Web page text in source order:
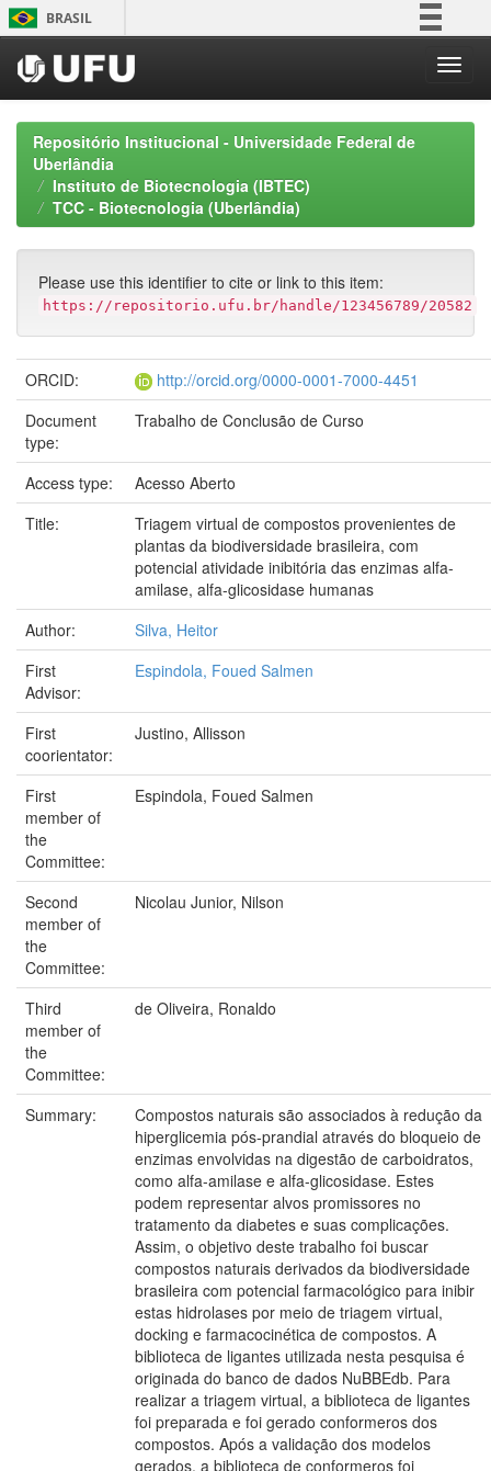
Skip
navigation
BRASIL
Participe
Acesso à informação
Repositório Institucional - Universidade Federal de
Uberlândia
Instituto de Biotecnologia (IBTEC)
TCC - Biotecnologia (Uberlândia)
Please use this identifier to cite or link to this item:
https://repositorio.ufu.br/handle/123456789/20582
ORCID:
http://orcid.org/0000-0001-7000-4451
Document
type:
Trabalho de Conclusão de Curso
Access type:
Acesso Aberto
Title:
Triagem virtual de compostos provenientes de
plantas da biodiversidade brasileira, com
potencial atividade inibitória das enzimas alfa-
amilase, alfa-glicosidase humanas
Author:
Silva, Heitor
First
Advisor:
Espindola, Foued Salmen
First
coorientator:
Justino, Allisson
First
member of
the
Committee:
Espindola, Foued Salmen
Second
member of
the
Committee:
Nicolau Junior, Nilson
Third
member of
the
Committee:
de Oliveira, Ronaldo
Summary:
Compostos naturais são associados à redução da
hiperglicemia pós-prandial através do bloqueio de
enzimas envolvidas na digestão de carboidratos,
como alfa-amilase e alfa-glicosidase. Estes
podem representar alvos promissores no
tratamento da diabetes e suas complicações.
Assim, o objetivo deste trabalho foi buscar
compostos naturais derivados da biodiversidade
brasileira com potencial farmacológico para inibir
estas hidrolases por meio de triagem virtual,
docking e farmacocinética de compostos. A
biblioteca de ligantes utilizada nesta pesquisa é
originada do banco de dados NuBBEdb. Para
realizar a triagem virtual, a biblioteca de ligantes
foi preparada e foi gerado conformeros dos
compostos. Após a validação dos modelos
gerados, a biblioteca de conformeros foi